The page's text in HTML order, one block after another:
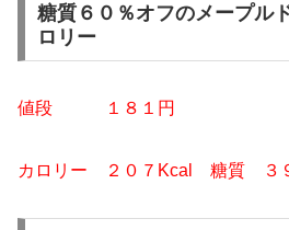
糖質６０％オフのメープル
ロリー
値段 １８１ 円
カロリー ２０７ Kcal 糖質 ３